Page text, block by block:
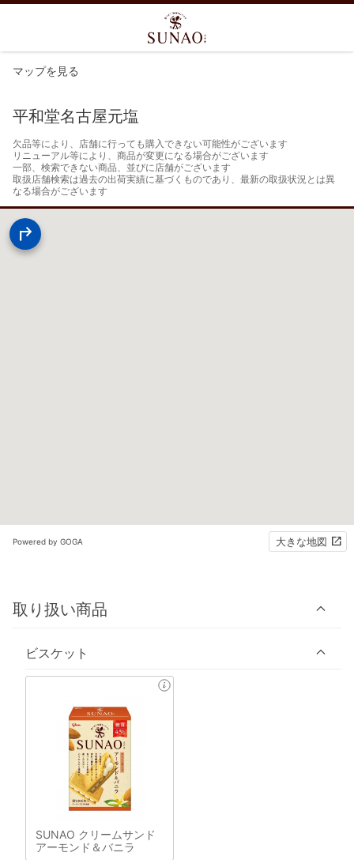
マップを見る
平和堂名古屋元塩
欠品等により、店舗に行っても購入できない可能性がございます
リニューアル等により、商品が変更になる場合がございます
一部、検索できない商品、並びに店舗がございます
取扱店舗検索は過去の出荷実績に基づくものであり、最新の取扱状況とは異
なる場合がございます
Powered by GOGA 大きな地図
取り扱い商品
ビスケット
SUNAO クリームサンド
アーモンド＆バニラ